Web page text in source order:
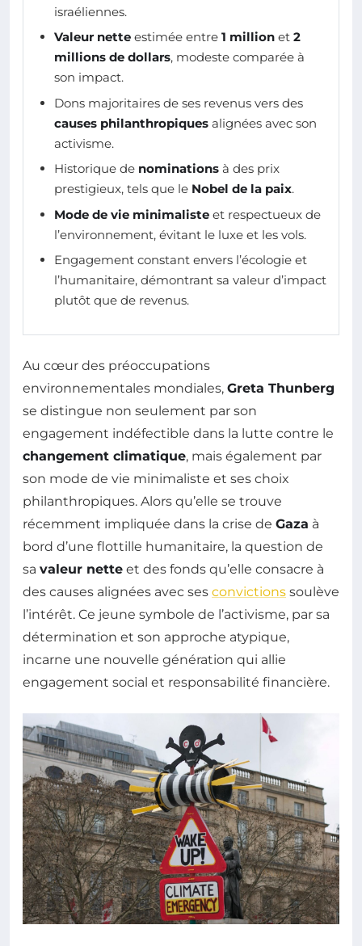
israéliennes.
Valeur nette estimée entre 1 million et 2
millions de dollars, modeste comparée à
son impact.
Dons majoritaires de ses revenus vers des
causes philanthropiques alignées avec son
activisme.
Historique de nominations à des prix
prestigieux, tels que le Nobel de la paix.
Mode de vie minimaliste et respectueux de
l’environnement, évitant le luxe et les vols.
Engagement constant envers l’écologie et
l’humanitaire, démontrant sa valeur d’impact
plutôt que de revenus.
Au cœur des préoccupations
environnementales mondiales, Greta Thunberg
se distingue non seulement par son
engagement indéfectible dans la lutte contre le
changement climatique, mais également par
son mode de vie minimaliste et ses choix
philanthropiques. Alors qu’elle se trouve
récemment impliquée dans la crise de Gaza à
bord d’une flottille humanitaire, la question de
sa valeur nette et des fonds qu’elle consacre à
des causes alignées avec ses convictions soulève
l’intérêt. Ce jeune symbole de l’activisme, par sa
détermination et son approche atypique,
incarne une nouvelle génération qui allie
engagement social et responsabilité financière.